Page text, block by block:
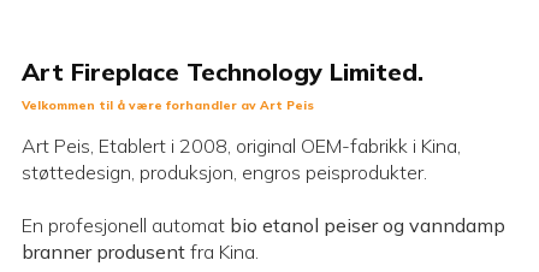
Art Fireplace Technology Limited.
Velkommen til å være forhandler av Art Peis
Art Peis, Etablert i 2008, original OEM-fabrikk i Kina,
støttedesign, produksjon, engros peisprodukter.
En profesjonell automat bio etanol peiser og vanndamp
branner produsent fra Kina.